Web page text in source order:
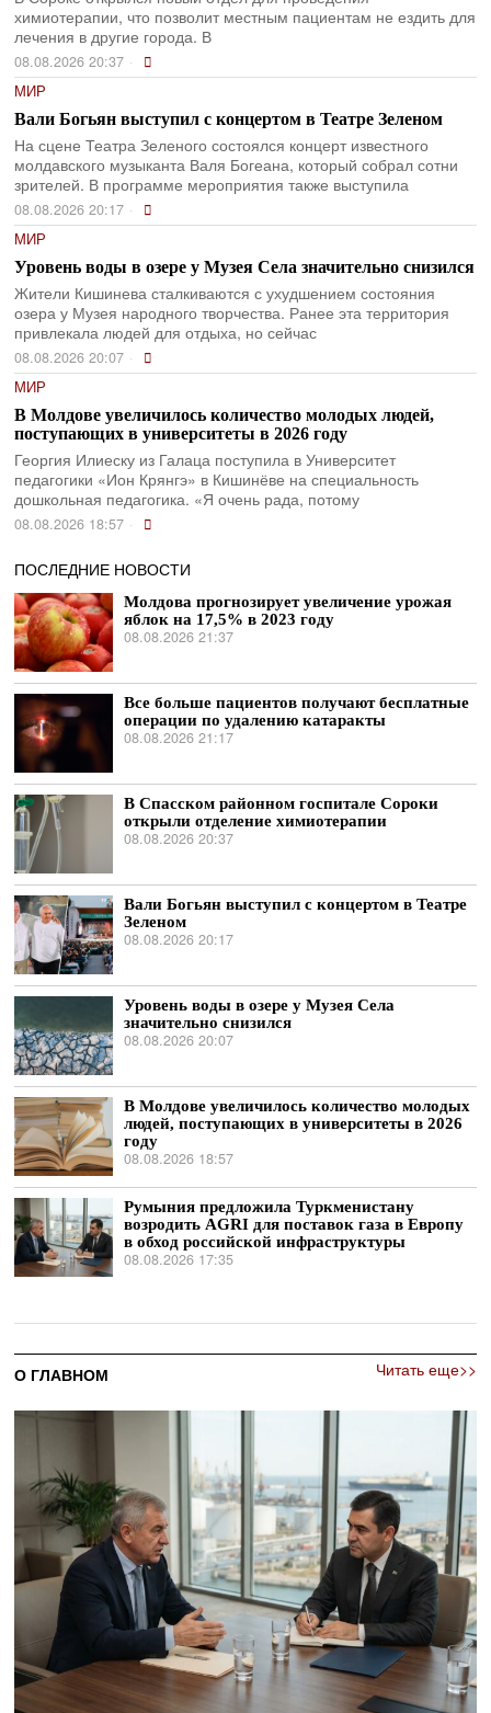
химиотерапии, что позволит местным пациентам не ездить для
лечения в другие города. В
08.08.2026 20:37
МИР
Вали Богьян выступил с концертом в Театре Зеленом
На сцене Театра Зеленого состоялся концерт известного
молдавского музыканта Валя Богеана, который собрал сотни
зрителей. В программе мероприятия также выступила
08.08.2026 20:17
МИР
Уровень воды в озере у Музея Села значительно снизился
Жители Кишинева сталкиваются с ухудшением состояния
озера у Музея народного творчества. Ранее эта территория
привлекала людей для отдыха, но сейчас
08.08.2026 20:07
МИР
В Молдове увеличилось количество молодых людей,
поступающих в университеты в 2026 году
Георгия Илиеску из Галаца поступила в Университет
педагогики «Ион Крянгэ» в Кишинёве на специальность
дошкольная педагогика. «Я очень рада, потому
08.08.2026 18:57
ПОСЛЕДНИЕ НОВОСТИ
Молдова прогнозирует увеличение урожая
яблок на 17,5% в 2023 году
08.08.2026 21:37
Все больше пациентов получают бесплатные
операции по удалению катаракты
08.08.2026 21:17
В Спасском районном госпитале Сороки
открыли отделение химиотерапии
08.08.2026 20:37
Вали Богьян выступил с концертом в Театре
Зеленом
08.08.2026 20:17
Уровень воды в озере у Музея Села
значительно снизился
08.08.2026 20:07
В Молдове увеличилось количество молодых
людей, поступающих в университеты в 2026
году
08.08.2026 18:57
Румыния предложила Туркменистану
возродить AGRI для поставок газа в Европу
в обход российской инфраструктуры
08.08.2026 17:35
О ГЛАВНОМ Читать еще>>